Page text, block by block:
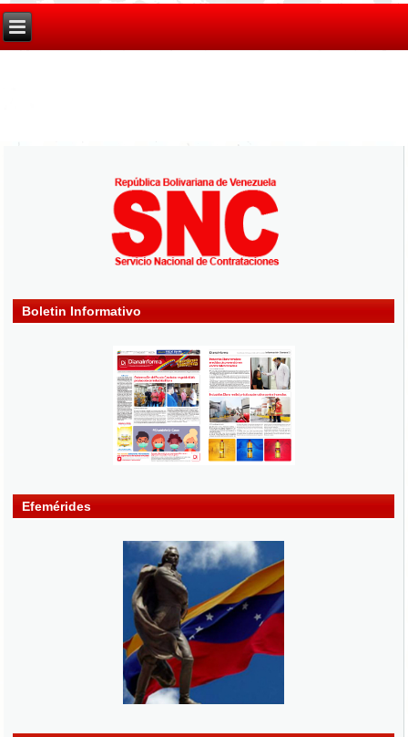
Boletin Informativo
Efemérides